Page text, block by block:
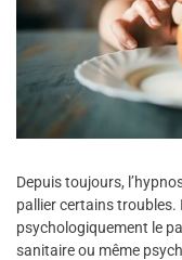
Depuis toujours,
pallier certains troubles.
psychologiquement le
sanitaire ou même